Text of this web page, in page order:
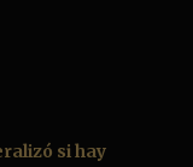
si hay